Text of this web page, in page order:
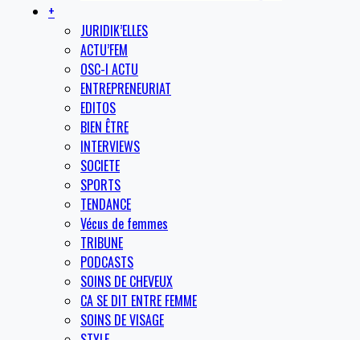
+
JURIDIK’ELLES
ACTU’FEM
OSC-I ACTU
ENTREPRENEURIAT
EDITOS
BIEN ÊTRE
INTERVIEWS
SOCIETE
SPORTS
TENDANCE
Vécus de femmes
TRIBUNE
PODCASTS
SOINS DE CHEVEUX
CA SE DIT ENTRE FEMME
SOINS DE VISAGE